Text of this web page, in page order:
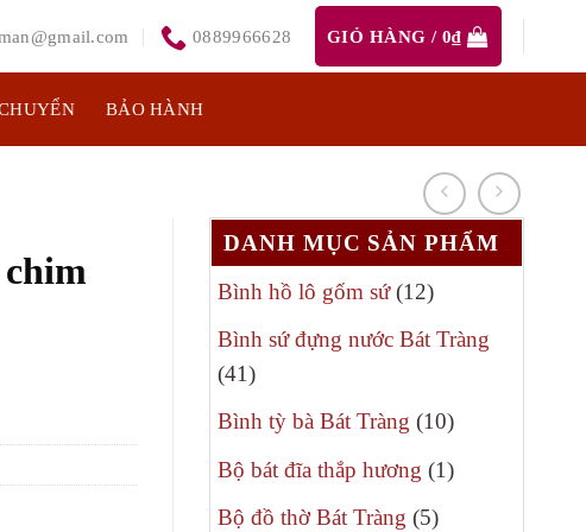
0889966628 GIỎ HÀNG / 0₫
BẢO HÀNH
DANH MỤC SẢN PHẨM
Bình hồ lô gốm sứ 1212
Bình sứ đựng nước Bát Tràng
4141
sản
phẩm
Bình tỳ bà Bát Tràng 1010
phẩm
Bộ bát đĩa thắp hương 11
Bộ đồ thờ Bát Tràng 55